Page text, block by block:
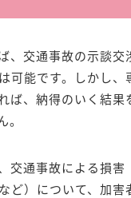
、交通事故の示談交
可能です。しかし、
ば、納得のいく結果
交通事故による損害
ど）について、加害